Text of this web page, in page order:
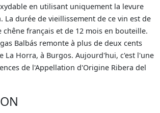
en utilisant uniquement la levure
La durée de vieillissement de ce vin est de
chêne français et de 12 mois en bouteille.
Balbás remonte à plus de deux cents
La Horra, à Burgos. Aujourd'hui, c'est l'une
de l'Appellation d'Origine Ribera del